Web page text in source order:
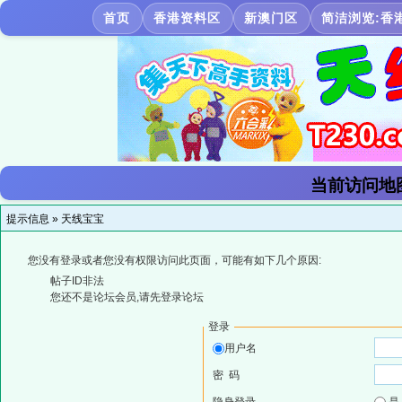
首页 香港资料区 新澳门区 简洁浏览:香
当前访问地
提示信息 » 天线宝宝
您没有登录或者您没有权限访问此页面，可能有如下几个原因:
帖子ID非法
您还不是论坛会员,请先登录论坛
登录
用户名
密 码